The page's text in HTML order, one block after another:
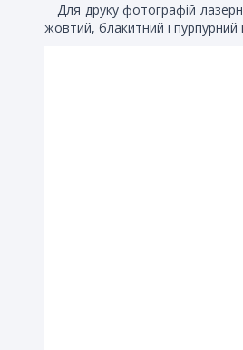
Для друку фотографій
жовтий, блакитний і пурпурний